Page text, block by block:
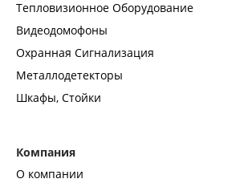
Тепловизионное Оборудование
Видеодомофоны
Охранная Сигнализация
Металлодетекторы
Шкафы, Стойки
Компания
О компании